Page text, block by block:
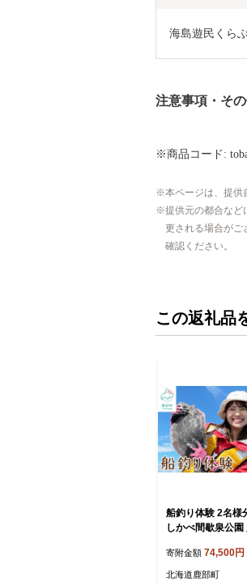
海島遊民くらぶ
注意事項・そ
※商品コード:
本ページは、提供
提供元の都合など
更される場合がご
確認ください。
この返礼品
船釣り体験 2名様
しかべ間歇泉公園
寄附金額 74,500円
北海道鹿部町